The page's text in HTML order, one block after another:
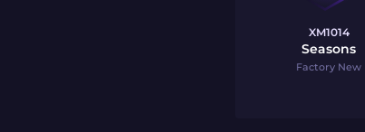
XM1014
Seasons
Factory New